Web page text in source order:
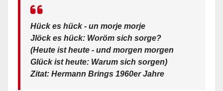
Hück es hück - un morje morje
Jlöck es hück: Woröm sich sorge?
(Heute ist heute - und morgen morgen
Glück ist heute: Warum sich sorgen)
Zitat: Hermann Brings 1960er Jahre